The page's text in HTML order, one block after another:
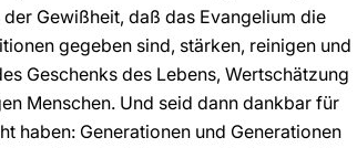
Gewißheit, daß das Evangelium die
gegeben sind, stärken, reinigen und
Geschenks des Lebens, Wertschätzung
Menschen. Und seid dann dankbar für
haben: Generationen und Generationen